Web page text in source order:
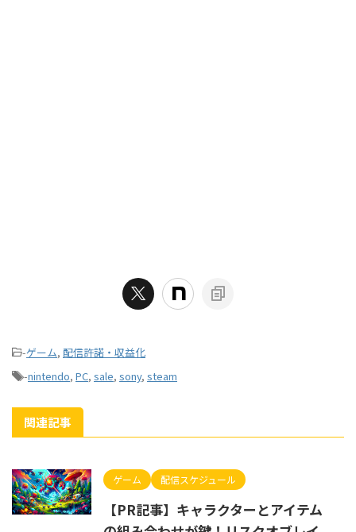
-ゲーム, 配信許諾・収益化
-nintendo, PC, sale, sony, steam
関連記事
ゲーム 配信スケジュール
【PR記事】キャラクターとアイテム